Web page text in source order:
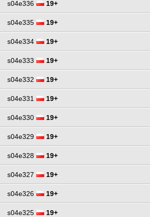
s04e336 19+
s04e335 19+
s04e334 19+
s04e333 19+
s04e332 19+
s04e331 19+
s04e330 19+
s04e329 19+
s04e328 19+
s04e327 19+
s04e326 19+
s04e325 19+